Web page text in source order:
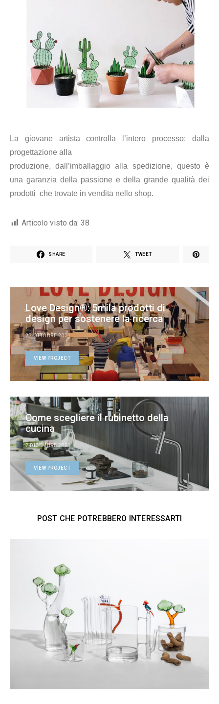
La giovane artista controlla l’intero processo: dalla
progettazione alla
produzione, dall’imballaggio alla spedizione, questo è
una garanzia della passione e della grande qualità dei
prodotti che trovate in vendita nello shop.
Articolo visto da: 38
SHARE TWEET
Love Design®: 5mila prodotti di
design per sostenere la ricerca
27 OTTOBRE 2021
VIEW PROJECT
Come scegliere il rubinetto della
cucina
2 DICEMBRE 2021
VIEW PROJECT
POST CHE POTREBBERO INTERESSARTI